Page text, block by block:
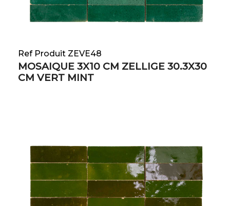
Ref Produit ZEVE48
MOSAIQUE 3X10 CM ZELLIGE 30.3X30
CM VERT MINT